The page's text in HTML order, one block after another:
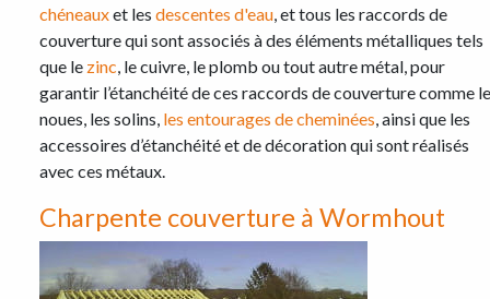
chéneauxet les descentes d'eau, et tous les raccords de
couverture qui sont associés à des éléments métalliques tels
que le zinc, le cuivre, le plomb ou tout autre métal, pour
garantir l’étanchéité de ces raccords de couverture comme
noues, les solins, les entourages de cheminées, ainsi que les
accessoires d’étanchéité et de décoration qui sont réalisés
avec ces métaux.
Charpente couverture à Wormhout